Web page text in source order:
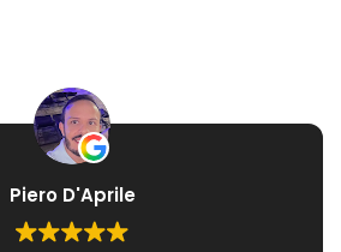
Piero D'Aprile